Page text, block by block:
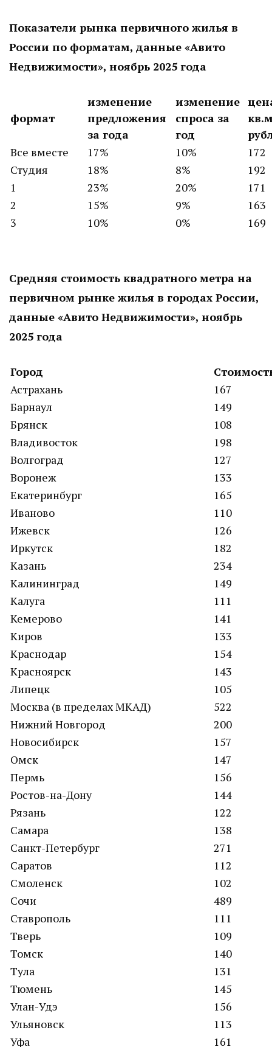
Показатели рынка первичного жилья в
России по форматам, данные «Авито
Недвижимости», ноябрь 2025 года
формат
изменение
предложения
за года
изменение
спроса за
год
Все вместе
17% 10%
172
Студия
18% 8%
192
1
23% 20%
171
2
15% 9%
163
3
10% 0% 169
Средняя стоимость квадратного метра на
первичном рынке жилья в городах России,
данные «Авито Недвижимости», ноябрь
2025 года
Город
Астрахань
167
Барнаул
149
Брянск
108
Владивосток
198
Волгоград
127
Воронеж
133
Екатеринбург
165
Иваново
110
Ижевск
126
Иркутск
182
Казань
234
Калининград
149
Калуга
111
Кемерово
141
Киров
133
Краснодар
154
Красноярск
143
Липецк
105
Москва (в пределах МКАД)
522
Нижний Новгород
200
Новосибирск
157
Омск
147
Пермь
156
Ростов-на-Дону
144
Рязань
122
Самара
138
Санкт-Петербург
271
Саратов
112
Смоленск
102
Сочи
489
Ставрополь
111
Тверь
109
Томск
140
Тула
131
Тюмень
145
Улан-Удэ
156
Ульяновск
113
Уфа
161